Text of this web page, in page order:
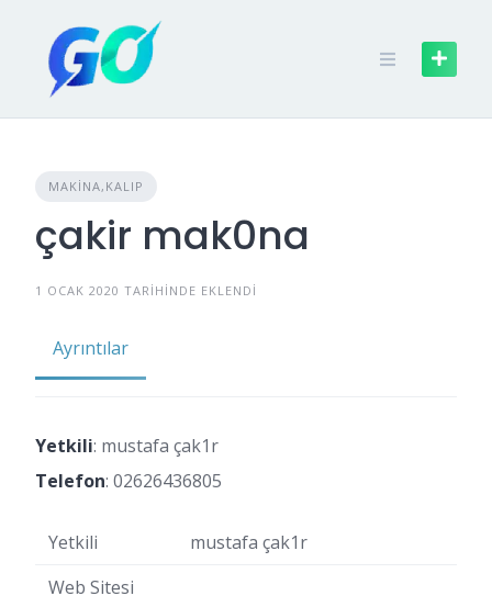
MAKINA,KALIP
çakir mak0na
1 OCAK 2020 TARIHINDE EKLENDI
Ayrıntılar
Yetkili: mustafa çak1r
Telefon: 02626436805
Yetkili
mustafa çak1r
Web Sitesi